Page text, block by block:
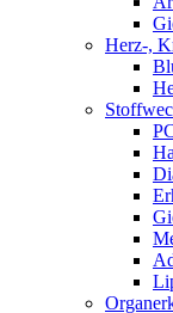
Herz-,